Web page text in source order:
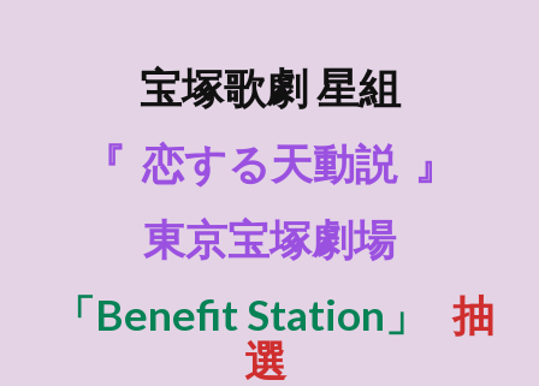
宝塚歌劇 星組
『 恋する天動説 』
東京宝塚劇場
「Benefit Station」
抽
選